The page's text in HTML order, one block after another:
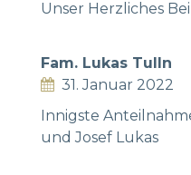
Unser Herzliches
Fam. Lukas Tulln
31. Januar 2022
Innigste
und Josef Lukas